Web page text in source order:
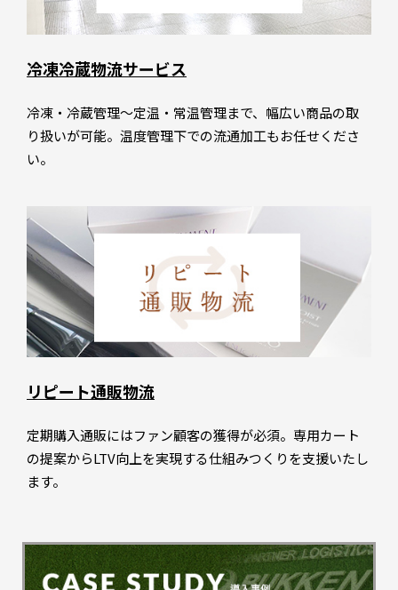
冷凍冷蔵物流サービス
冷凍・冷蔵管理～定温・常温管理まで、幅広い商品の取
り扱いが可能。温度管理下での流通加工もお任せくださ
い。
リピート通販物流
定期購入通販にはファン顧客の獲得が必須。専用カート
の提案からLTV向上を実現する仕組みつくりを支援いたし
ます。